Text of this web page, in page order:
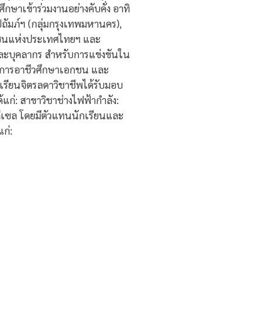
ษาเข้าร่วมงานอย่างคับคั่ง อาทิ
มภ์ฯ (กลุ่มกรุงเทพมหานคร),
แห่งประเทศไทยฯ และ
บุคลากร สำหรับการแข่งขันใน
ารอาชีวศึกษาเอกชน และ
รียนจิตรลดาวิชาชีพได้รับมอบ
: สาขาวิชาช่างไฟฟ้ากำลัง:
ซล โดยมีตัวแทนนักเรียนและ
ก่: